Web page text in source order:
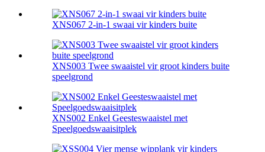
XNS067 2-in-1 swaai vir kinders buite
XNS003 Twee swaaistel vir groot kinders buite
speelgrond
XNS002 Enkel Geesteswaaistel met
Speelgoedswaaisitplek